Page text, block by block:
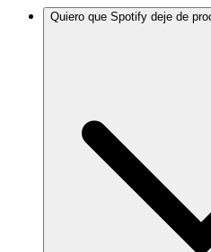
Quiero que Spotify deje de